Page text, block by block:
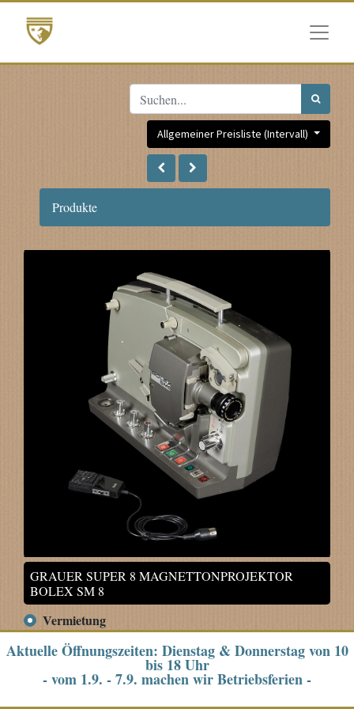
Produkte
Allgemeiner Preisliste (Intervall)
GRAUER SUPER 8 MAGNETTONPROJEKTOR
BOLEX SM 8
Vermietung
START:
Aktuelle Öffnungszeiten: Dienstag & Donnerstag von 10
bis 18 Uhr
- vom 1.9. - 7.9. machen wir Betriebsferien -